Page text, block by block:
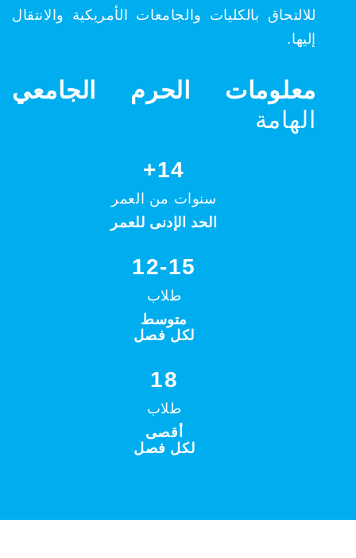
للالتحاق بالكليات والجامعات الأمريكية والانتقال
إليها.
معلومات الحرم الجامعي
الهامة
14+
سنوات من العمر
الحد الإدنى للعمر
12-15
طلاب
متوسط
لكل فصل
18
طلاب
أقصى
لكل فصل